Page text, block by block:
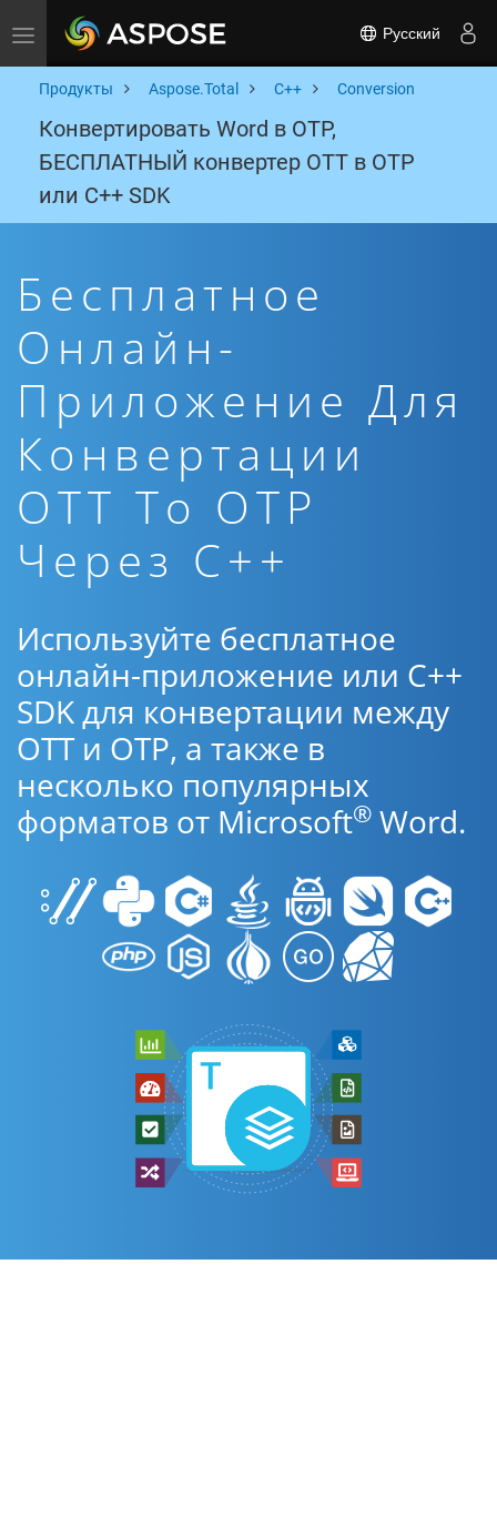
Toggle navigation Русский
Продукты Aspose.Total C++ Conversion
Конвертировать Word в OTP,
БЕСПЛАТНЫЙ конвертер OTT в OTP
или C++ SDK
Бесплатное
Онлайн-
Приложение Для
Конвертации
OTT To OTP
Через C++
Используйте бесплатное
онлайн-приложение или C++
SDK для конвертации между
OTT и OTP, а также в
несколько популярных
форматов от Microsoft® Word.